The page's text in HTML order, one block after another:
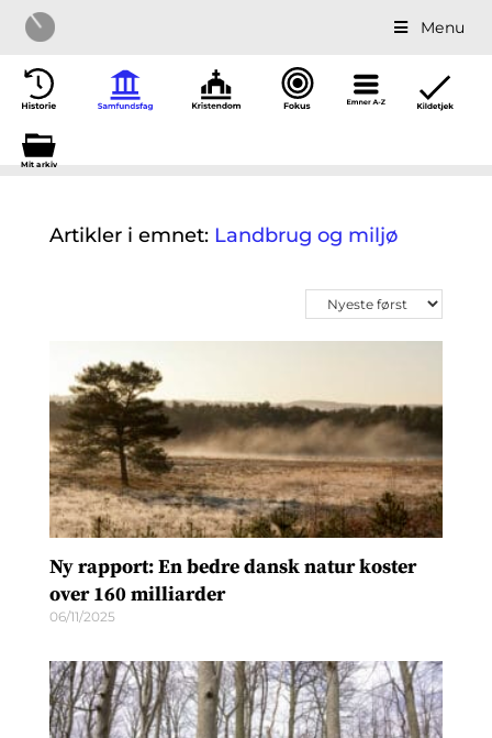
Menu
Mit arkiv
Artikler i emnet: Landbrug og miljø
Ny rapport: En bedre dansk natur koster
over 160 milliarder
06/11/2025